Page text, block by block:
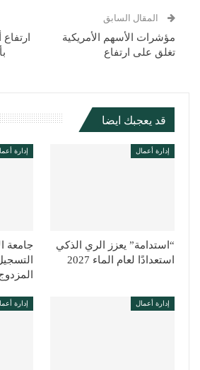
المقال السابق
مؤشرات الأسهم الأمريكية
تغلق على ارتفاع
قد يعجبك ايضا
إدارة أعمال
“استدامة” يعزز الري الذكي
استعدادًا لعام الماء 2027
إدارة
جامعة
إدارة أعمال إدارة